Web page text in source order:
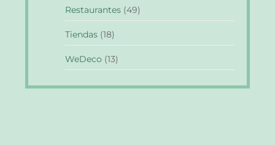
Restaurantes (49)
Tiendas (18)
WeDeco (13)